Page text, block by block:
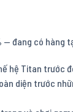
— đang có hàng
hệ Titan trước
diện trước